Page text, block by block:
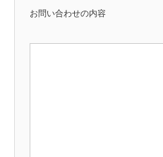
お問い合わせの内容